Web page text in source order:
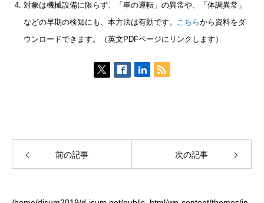
対象は機械設備に限らず、「車の運転」の異常や、「体調異常」
などの早期の検知にも、本方法は有効です。 こちらから資料をダ
ウンロードできます。（英文PDFページにリンクします）
前の記事 次の記事